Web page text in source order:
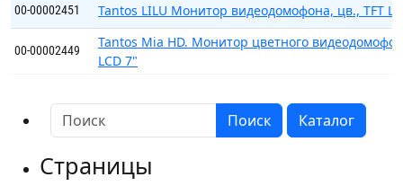
00-00002451 Tantos LILU Монитор видеодомофона, цв., TFT
00-00002449
Tantos Mia HD. Монитор цветного
LCD 7"
Поиск Каталог
Страницы